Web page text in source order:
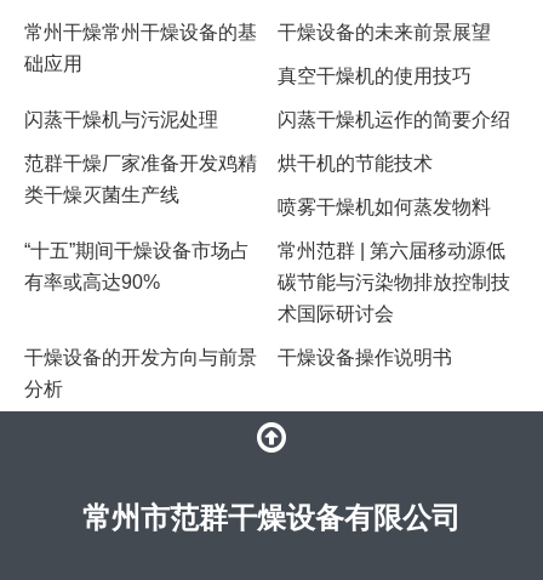
常州干燥常州干燥设备的基
础应用
干燥设备的未来前景展望
真空干燥机的使用技巧
闪蒸干燥机与污泥处理 闪蒸干燥机运作的简要介绍
范群干燥厂家准备开发鸡精
类干燥灭菌生产线
烘干机的节能技术
​喷雾干燥机如何蒸发物料
“十五”期间干燥设备市场占
有率或高达90%
常州范群 | 第六届移动源低
碳节能与污染物排放控制技
术国际研讨会
干燥设备的开发方向与前景
分析
干燥设备操作说明书
常州市范群干燥设备有限公司